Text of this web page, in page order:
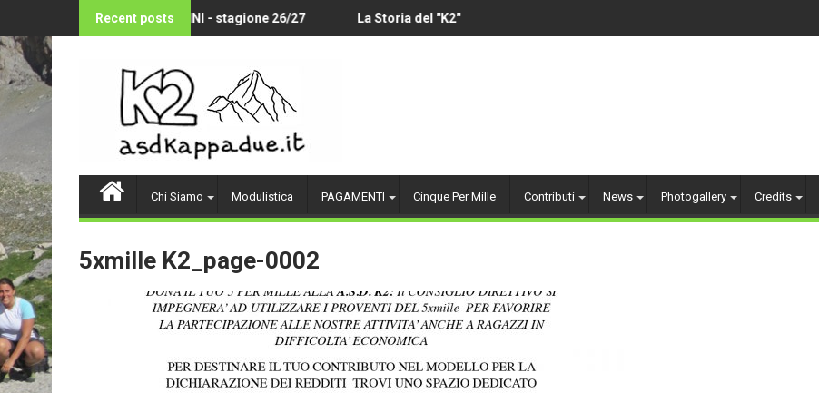
content
Recent posts
AMATORIALE 14-18 ANNI - stagione 26/27 La Storia del "K2"
Chi Siamo Modulistica PAGAMENTI Cinque Per Mille Contributi News Photogallery Credits
5xmille K2_page-0002